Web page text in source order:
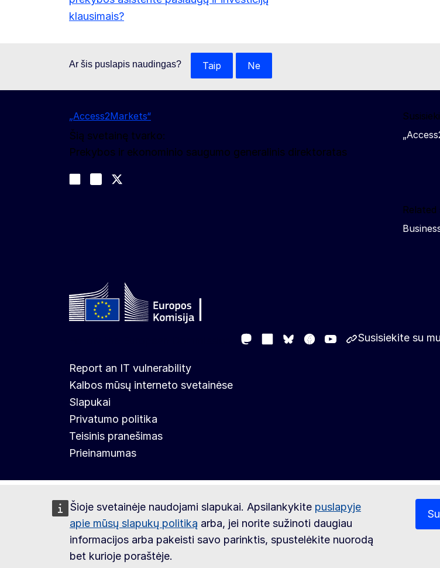
Šioje svetainėje naudojami slapukai. Apsilankykite puslapyje
apie mūsų slapukų politiką arba, jei norite sužinoti daugiau
informacijos arba pakeisti savo parinktis, spustelėkite nuorodą
bet kurioje poraštėje.
klausimais?
Ar šis puslapis naudingas? Taip Ne
„Access2Markets“
Šią svetainę tvarko:
Prekybos ir ekonominio saugumo generalinis direktoratas
Join us on LinkedIn
Trade-Off podcast
Related
MastodonLinkedIn
Bluesky
FacebookYoutubeOther networks
Susisiekite su
Report an IT vulnerability
Kalbos mūsų interneto svetainėse
Slapukai
Privatumo politika
Teisinis pranešimas
Prieinamumas